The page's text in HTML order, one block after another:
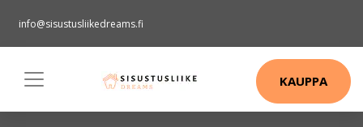
info@sisustusliikedreams.fi
KAUPPA